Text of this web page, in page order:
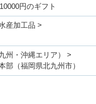
円のギフト
産加工品 >
州・沖縄エリア） >
部（福岡県北九州市）